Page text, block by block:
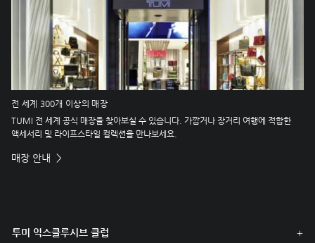
전 세계 300개 이상의 매장
TUMI 전 세계 공식 매장을 찾아보실 수 있습니다. 가깝거나 장거리 여행에 적합한
액세서리 및 라이프스타일 컬렉션을 만나보세요.
매장 안내
투미 익스클루시브 클럽